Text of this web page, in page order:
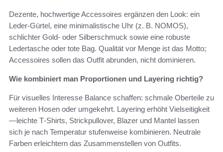
Dezente, hochwertige Accessoires ergänzen den Look: ein
Leder‑Gürtel, eine minimalistische Uhr (z. B. NOMOS),
schlichter Gold‑ oder Silberschmuck sowie eine robuste
Ledertasche oder tote Bag. Qualität vor Menge ist das Motto;
Accessoires sollen das Outfit abrunden, nicht dominieren.
Wie kombiniert man Proportionen und Layering richtig?
Für visuelles Interesse Balance schaffen: schmale Oberteile zu
weiteren Hosen oder umgekehrt. Layering erhöht Vielseitigkeit
—leichte T‑Shirts, Strickpullover, Blazer und Mantel lassen
sich je nach Temperatur stufenweise kombinieren. Neutrale
Farben erleichtern das Zusammenstellen von Outfits.